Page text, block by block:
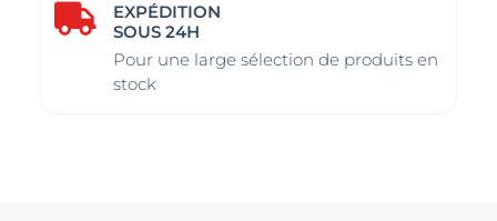

EXPÉDITION
SOUS 24H
Pour une large sélection de produits en
stock